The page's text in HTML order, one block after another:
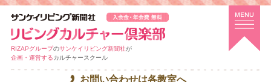
RIZAPグループのサンケイリビング新聞社が
企画・運営するカルチャースクール
お問い合わせは各教室へ